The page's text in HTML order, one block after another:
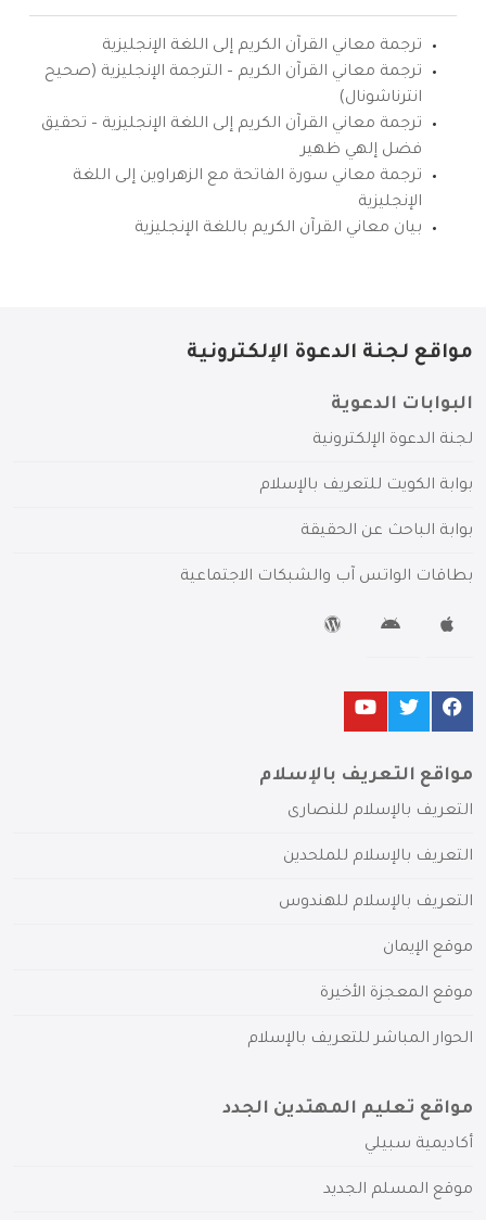
ترجمة معاني القرآن الكريم إلى اللغة الإنجليزية
ترجمة معاني القرآن الكريم – الترجمة الإنجليزية (صحيح
انترناشونال)
ترجمة معاني القرآن الكريم إلى اللغة الإنجليزية – تحقيق
فضل إلهي ظهير
ترجمة معاني سورة الفاتحة مع الزهراوين إلى اللغة
الإنجليزية
بيان معاني القرآن الكريم باللغة الإنجليزية
مواقع لجنة الدعوة الإلكترونية
البوابات الدعوية
لجنة الدعوة الإلكترونية
بوابة الكويت للتعريف بالإسلام
بوابة الباحث عن الحقيقة
بطاقات الواتس آب والشبكات الاجتماعية
مواقع التعريف بالإسلام
التعريف بالإسلام للنصارى
التعريف بالإسلام للملحدين
التعريف بالإسلام للهندوس
موقع الإيمان
موقع المعجزة الأخيرة
الحوار المباشر للتعريف بالإسلام
مواقع تعليم المهتدين الجدد
أكاديمية سبيلي
موقع المسلم الجديد